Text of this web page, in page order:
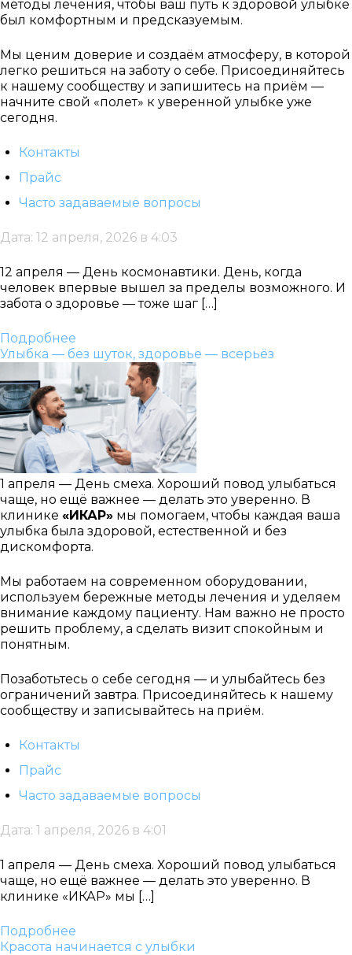
методы лечения, чтобы ваш путь к здоровой улыбке
был комфортным и предсказуемым.
Мы ценим доверие и создаём атмосферу, в которой
легко решиться на заботу о себе. Присоединяйтесь
к нашему сообществу и запишитесь на приём —
начните свой «полет» к уверенной улыбке уже
сегодня.
Контакты
Прайс
Часто задаваемые вопросы
Дата: 12 апреля, 2026 в 4:03
12 апреля — День космонавтики. День, когда
человек впервые вышел за пределы возможного. И
забота о здоровье — тоже шаг […]
Подробнее
Улыбка — без шуток, здоровье — всерьёз
1 апреля — День смеха. Хороший повод улыбаться
чаще, но ещё важнее — делать это уверенно. В
клинике «ИКАР» мы помогаем, чтобы каждая ваша
улыбка была здоровой, естественной и без
дискомфорта.
Мы работаем на современном оборудовании,
используем бережные методы лечения и уделяем
внимание каждому пациенту. Нам важно не просто
решить проблему, а сделать визит спокойным и
понятным.
Позаботьтесь о себе сегодня — и улыбайтесь без
ограничений завтра. Присоединяйтесь к нашему
сообществу и записывайтесь на приём.
Контакты
Прайс
Часто задаваемые вопросы
Дата: 1 апреля, 2026 в 4:01
1 апреля — День смеха. Хороший повод улыбаться
чаще, но ещё важнее — делать это уверенно. В
клинике «ИКАР» мы […]
Подробнее
Красота начинается с улыбки